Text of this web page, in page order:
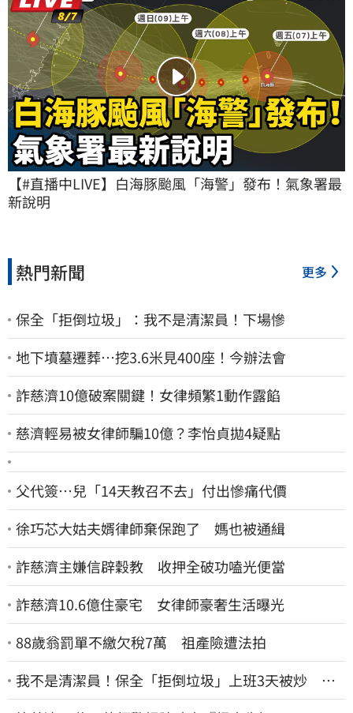
【#直播中LIVE】白海豚颱風「海警」發布！氣象署最
新說明
熱門新聞 更多
保全「拒倒垃圾」：我不是清潔員！下場慘
地下墳墓遷葬…挖3.6米見400座！今辦法會
詐慈濟10億破案關鍵！女律頻繁1動作露餡
慈濟輕易被女律師騙10億？李怡貞拋4疑點
父代簽…兒「14天教召不去」付出慘痛代價
徐巧芯大姑夫婿律師棄保跑了 媽也被通緝
詐慈濟主嫌信辟穀教 收押全破功嗑光便當
詐慈濟10.6億住豪宅 女律師豪奢生活曝光
88歲翁罰單不繳欠稅7萬 祖產險遭法拍
我不是清潔員！保全「拒倒垃圾」上班3天被炒 找
法院討公道結果出爐